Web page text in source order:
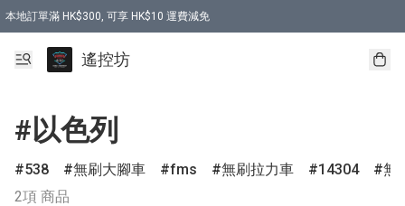
本地訂單滿 HK$300, 可享 HK$10 運費減免
購買 7.6V 6500mah 70C 電池 送 7.6V USB充電器
遙控坊
#以色列
538 無刷大腳車 fms 無刷拉力車 14304
無
2項 商品